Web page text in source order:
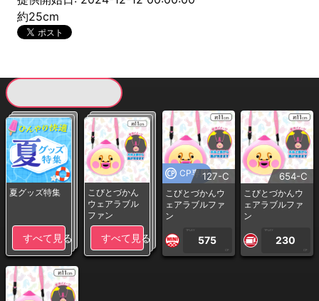
約25cm
夏グッズ特集
すべて見る
こびとづかん
ウェアラブル
ファン
すべて見る
CP専用127-C
こびとづかんウ
ェアラブルファ
ン
1PLAY
575
CP
654-C
こびとづかんウ
ェアラブルファ
ン
1PLAY
230
CP